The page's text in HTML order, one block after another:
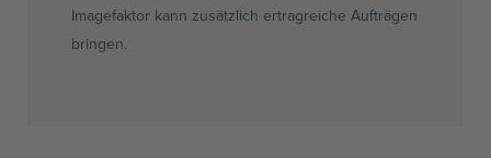
Imagefaktor kann zusätzlich ertragreiche Aufträgen
bringen.